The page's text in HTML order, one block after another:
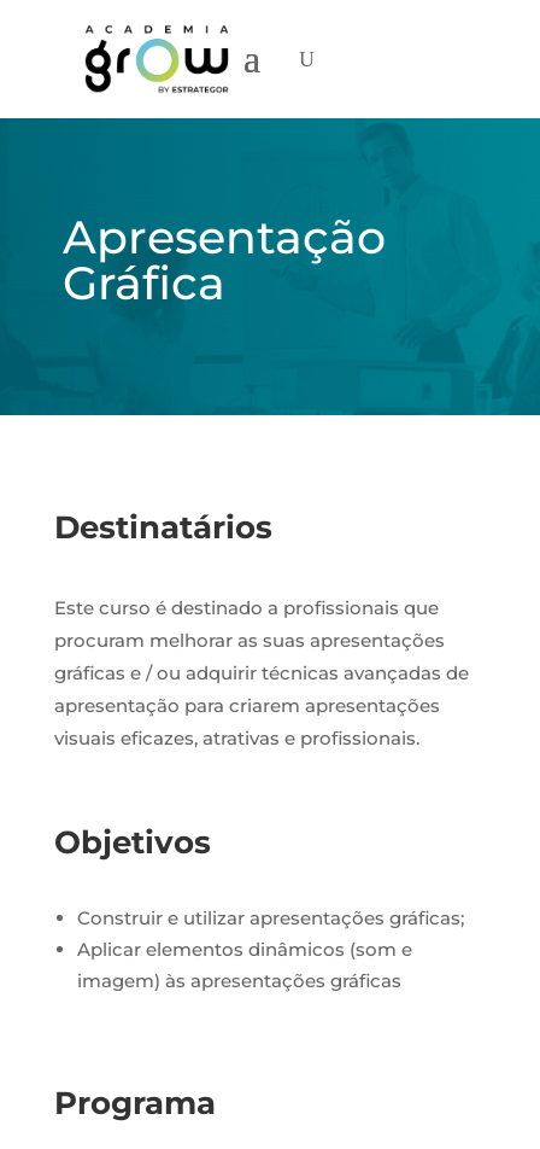
Apresentação
Gráfica
Destinatários
Este curso é destinado a profissionais que
procuram melhorar as suas apresentações
gráficas e / ou adquirir técnicas avançadas de
apresentação para criarem apresentações
visuais eficazes, atrativas e profissionais.
Objetivos
Construir e utilizar apresentações gráficas;
Aplicar elementos dinâmicos (som e
imagem) às apresentações gráficas
Programa